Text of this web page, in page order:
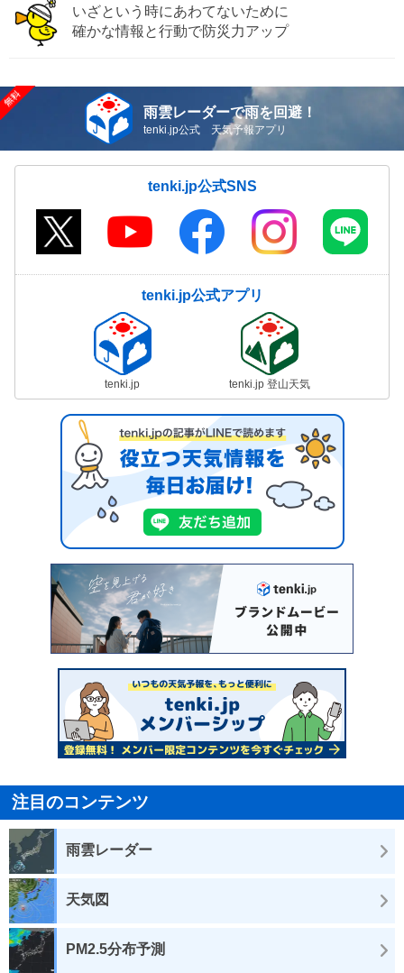
いざという時にあわてないために
確かな情報と行動で防災力アップ
雨雲レーダーで雨を回避！
tenki.jp公式 天気予報アプリ
tenki.jp公式SNS
tenki.jp公式アプリ
tenki.jp tenki.jp 登山天気
注目のコンテンツ
雨雲レーダー
天気図
PM2.5分布予測